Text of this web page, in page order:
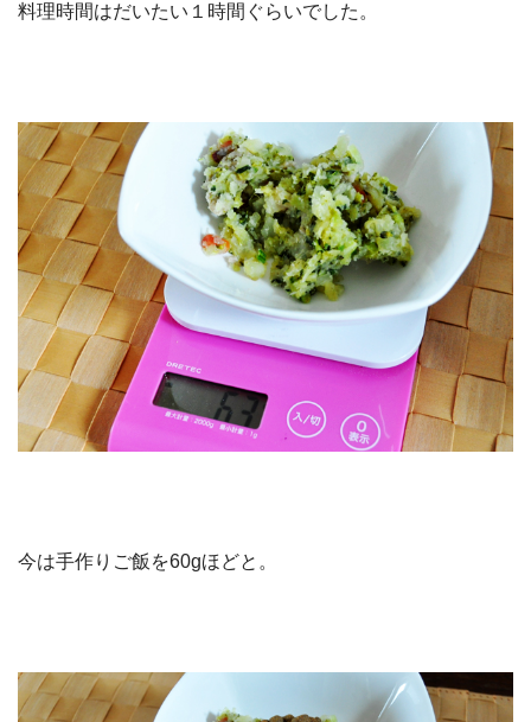
料理時間はだいたい１時間ぐらいでした。
今は手作りご飯を60gほどと。